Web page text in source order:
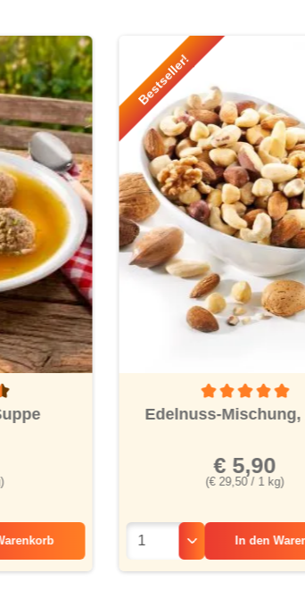
Bewertung von 4.5 von 5 Sternen
Bestseller!
Durchschnittliche
Edelnuss-Mischung,
(€ 29,50 / 1 kg)
€ 5,90
In den